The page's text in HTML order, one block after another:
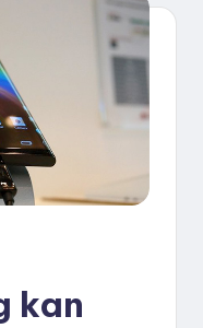
kan